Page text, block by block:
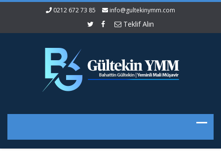
0212 672 73 85 info@gultekinymm.com
Teklif Alın